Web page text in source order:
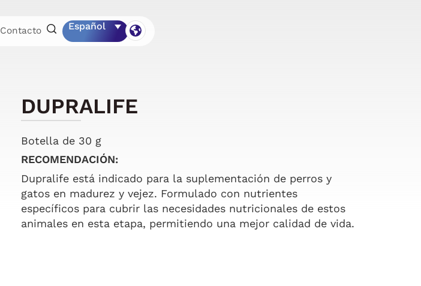
Contacto Español
DUPRALIFE
Botella de 30 g
RECOMENDACIÓN:
Dupralife está indicado para la suplementación de perros y
gatos en madurez y vejez. Formulado con nutrientes
específicos para cubrir las necesidades nutricionales de estos
animales en esta etapa, permitiendo una mejor calidad de vida.